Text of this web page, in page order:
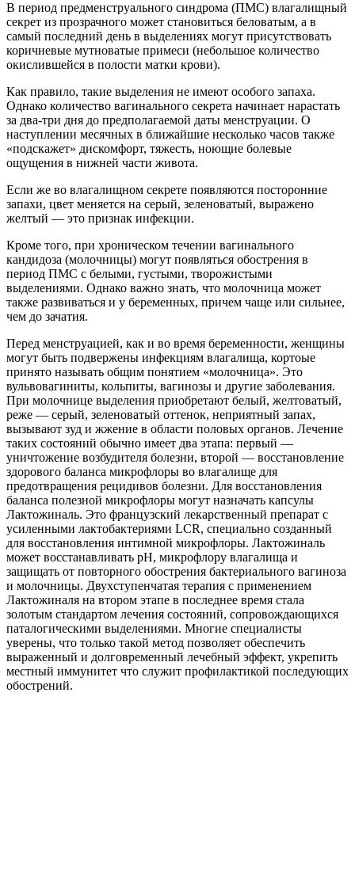
В период предменструального синдрома (ПМС) влагалищный
секрет из прозрачного может становиться беловатым, а в
самый последний день в выделениях могут присутствовать
коричневые мутноватые примеси (небольшое количество
окислившейся в полости матки крови).
Как правило, такие выделения не имеют особого запаха.
Однако количество вагинального секрета начинает нарастать
за два-три дня до предполагаемой даты менструации. О
наступлении месячных в ближайшие несколько часов также
«подскажет» дискомфорт, тяжесть, ноющие болевые
ощущения в нижней части живота.
Если же во влагалищном секрете появляются посторонние
запахи, цвет меняется на серый, зеленоватый, выражено
желтый — это признак инфекции.
Кроме того, при хроническом течении вагинального
кандидоза (молочницы) могут появляться обострения в
период ПМС с белыми, густыми, творожистыми
выделениями. Однако важно знать, что молочница может
также развиваться и у беременных, причем чаще или сильнее,
чем до зачатия.
Перед менструацией, как и во время беременности, женщины
могут быть подвержены инфекциям влагалища, кортоые
принято называть общим понятием «молочница». Это
вульвовагиниты, кольпиты, вагинозы и другие заболевания.
При молочнице выделения приобретают белый, желтоватый,
реже — серый, зеленоватый оттенок, неприятный запах,
вызывают зуд и жжение в области половых органов. Лечение
таких состояний обычно имеет два этапа: первый —
уничтожение возбудителя болезни, второй — восстановление
здорового баланса микрофлоры во влагалище для
предотвращения рецидивов болезни. Для восстановления
баланса полезной микрофлоры могут назначать капсулы
Лактожиналь. Это французский лекарственный препарат с
усиленными лактобактериями LCR, специально созданный
для восстановления интимной микрофлоры. Лактожиналь
может восстанавливать рH, микрофлору влагалища и
защищать от повторного обострения бактериального вагиноза
и молочницы. Двухступенчатая терапия с применением
Лактожиналя на втором этапе в последнее время стала
золотым стандартом лечения состояний, сопровождающихся
паталогическими выделениями. Многие специалисты
уверены, что только такой метод позволяет обеспечить
выраженный и долговременный лечебный эффект, укрепить
местный иммунитет что служит профилактикой последующих
обострений.